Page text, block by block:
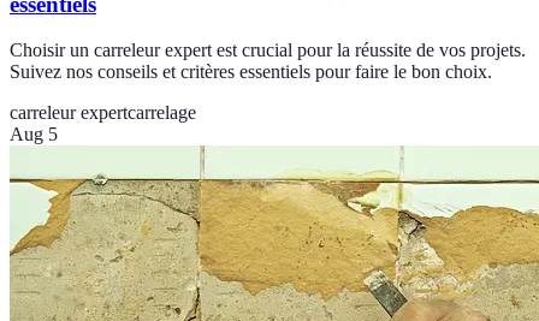
Choisir un carreleur expert est crucial pour la réussite de vos projets.
Suivez nos conseils et critères essentiels pour faire le bon choix.
carreleur expertcarrelage
Aug 5